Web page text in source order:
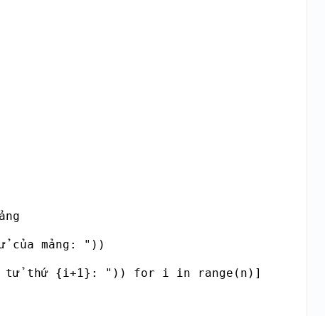
của mảng: "))
tử thứ {i+1}: ")) for i in range(n)]